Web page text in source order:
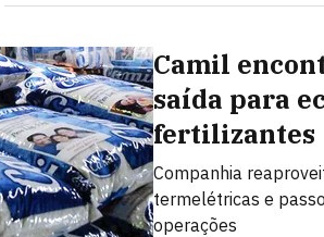
Camil
saída para
fertilizantes
Companhia
termelétricas e
operações